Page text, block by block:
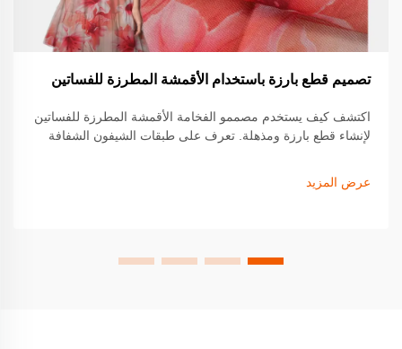
تصميم قطع بارزة باستخدام الأقمشة المطرزة للفساتين
اكتشف كيف يستخدم مصممو الفخامة الأقمشة المطرزة للفساتين
لإنشاء قطع بارزة ومذهلة. تعرف على طبقات الشيفون الشفافة
الآن.
عرض المزيد